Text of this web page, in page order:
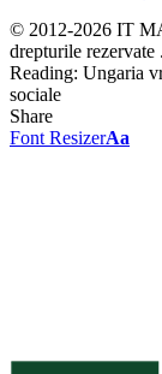
© 2012-2026 IT
drepturile rezervate .
Reading: Ungaria
sociale
Share
Font ResizerAa